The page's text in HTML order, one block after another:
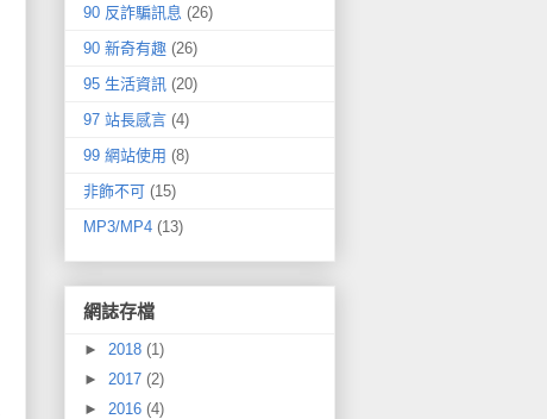
90 反詐騙訊息 (26)
90 新奇有趣 (26)
95 生活資訊 (20)
97 站長感言 (4)
99 網站使用 (8)
非飾不可 (15)
MP3/MP4 (13)
網誌存檔
► 2018 (1)
► 2017 (2)
► 2016 (4)